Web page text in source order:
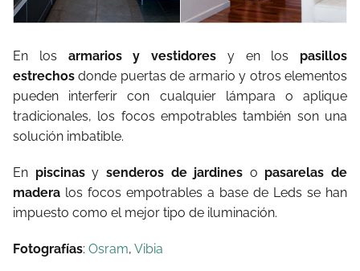
En los armarios y vestidores y en los pasillos
estrechos donde puertas de armario y otros elementos
pueden interferir con cualquier lámpara o aplique
tradicionales, los focos empotrables también son una
solución imbatible.
En piscinasy senderos de jardines o pasarelas de
madera los focos empotrables a base de Leds se han
impuesto como el mejor tipo de iluminación.
Fotografías: Osram, Vibia